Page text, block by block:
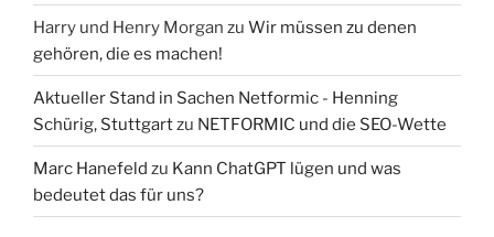
Harry und Henry Morgan zu Wir müssen zu denen
gehören, die es machen!
Aktueller Stand in Sachen Netformic - Henning
Schürig, Stuttgartzu NETFORMIC und die SEO-Wette
Marc Hanefeld zu Kann ChatGPT lügen und was
bedeutet das für uns?